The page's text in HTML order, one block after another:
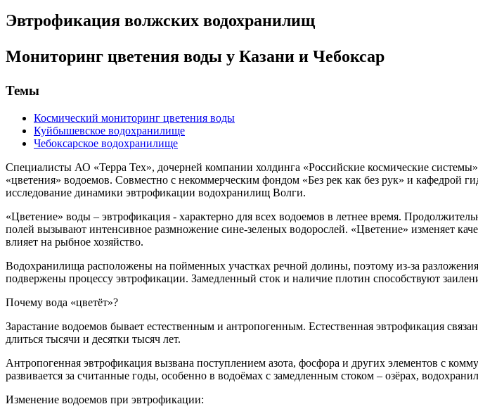
Эвтрофикация волжских водохранилищ
Мониторинг цветения воды у Казани и Чебоксар
Темы
Космический мониторинг цветения воды
Куйбышевское водохранилище
Чебоксарское водохранилище
Специалисты АО «Терра Тех», дочерней компании холдинга «Российские космические
«цветения» водоемов. Совместно с некоммерческим фондом «Без рек как без рук» и
исследование динамики эвтрофикации водохранилищ Волги.
«Цветение» воды – эвтрофикация - характерно для всех водоемов в летнее время.
полей вызывают интенсивное размножение сине-зеленых водорослей. «Цветение» изменяет
влияет на рыбное хозяйство.
Водохранилища расположены на пойменных участках речной долины, поэтому из-за
подвержены процессу эвтрофикации. Замедленный сток и наличие плотин способствуют
Почему вода «цветёт»?
Зарастание водоемов бывает естественным и антропогенным. Естественная эвтрофикация
длиться тысячи и десятки тысяч лет.
Антропогенная эвтрофикация вызвана поступлением азота, фосфора и других элементов с
развивается за считанные годы, особенно в водоёмах с замедленным стоком – озёрах,
Изменение водоемов при эвтрофикации: